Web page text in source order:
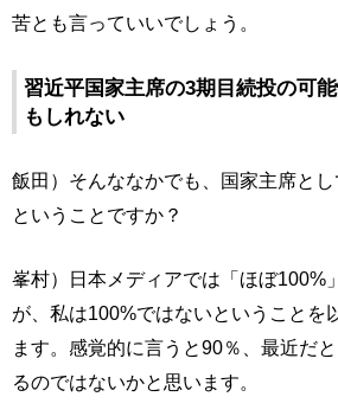
苦とも言っていいでしょう。
習近平国家主席の3期目続投の可
もしれない
飯田）そんななかでも、国家主席と
ということですか？
峯村）日本メディアでは「ほぼ100%
が、私は100%ではないということを
ます。感覚的に言うと90％、最近だ
るのではないかと思います。